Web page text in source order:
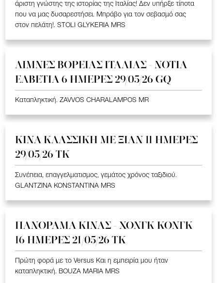
άριστη γνώστης της ιστορίας της Ιταλίας! Δεν υπήρξε τίποτα
που να μας δυσαρεστήσει. Μπράβο για τον σεβασμό σας
στον πελάτη!. STOLI GLYKERIA MRS
ΛΙΜΝΕΣ ΒΟΡΕΙΑΣ ΙΤΑΛΙΑΣ - ΝΟΤΙΑ
ΕΛΒΕΤΙΑ 6 ΗΜΕΡΕΣ 29/05/26 GQ
Καταπληκτική. ZAVVOS CHARALAMPOS MR
ΚΙΝΑ KΛΑΣΣΙΚΗ ME ΞΙΑΝ 11 ΗΜΕΡΕΣ
29/05/26 ΤΚ
Συνέπεια, επαγγελματισμος, γεμάτος χρόνος ταξιδιού.
GLANTZINA KONSTANTINA MRS
ΠΑΝΟΡΑΜΑ ΚΙΝΑΣ - ΧΟΝΓΚ ΚΟΝΓΚ
16 ΗΜΕΡΕΣ 21/05/26 TK
Πρώτη φορά με το Versus Και η εμπειρία μου ήταν
καταπληκτική. BOUZA MARIA MRS